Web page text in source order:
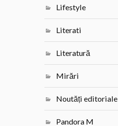
Lifestyle
Literati
Literatură
Mirări
Noutăți editoriale
Pandora M